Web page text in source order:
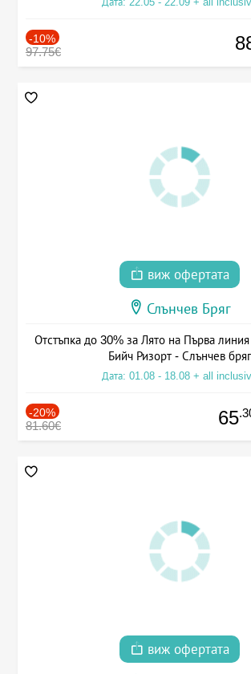
-10%
97.75€
виж офертата
Слънчев Бряг
Отстъпка до 30% за Лято на Първа
Бийч Ризорт - Слънчев бряг
Дата: 01.08 - 18.08 + all
-20%
81.60€ 65
виж офертата